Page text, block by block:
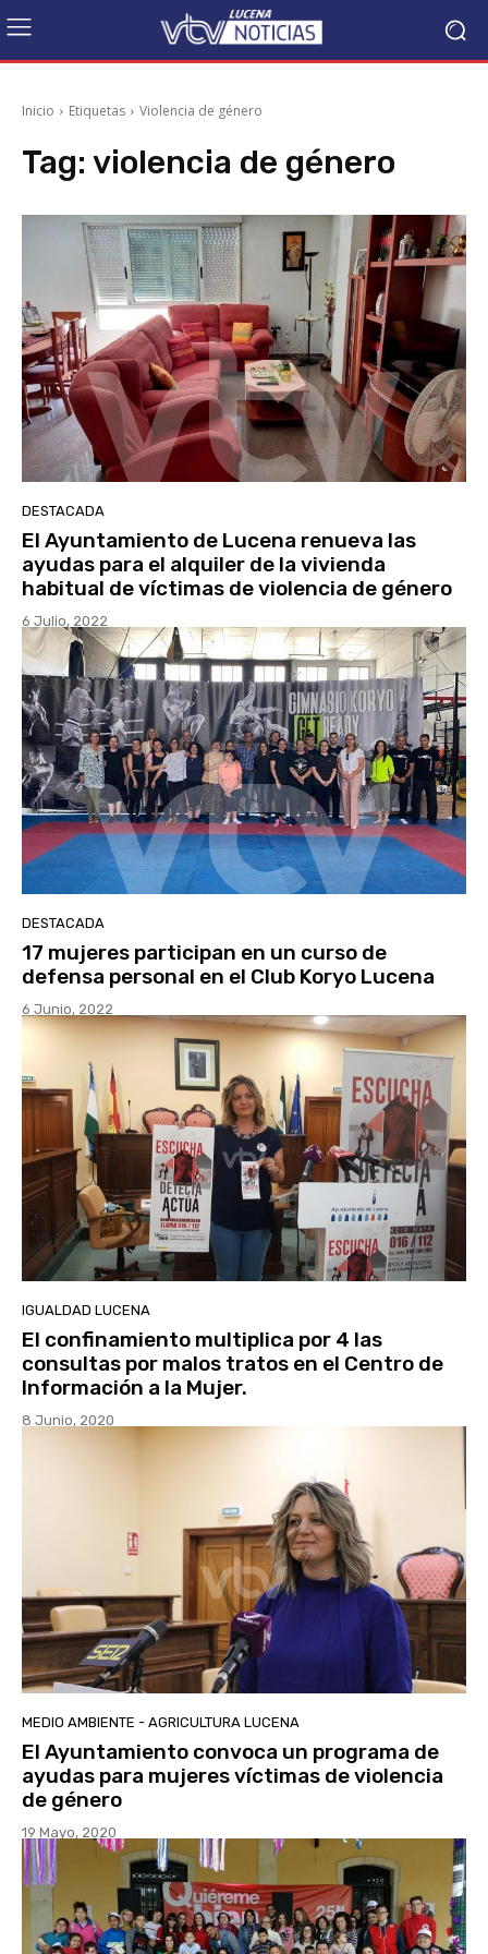
Inicio Etiquetas Violencia de género
Tag: violencia de género
DESTACADA
El Ayuntamiento de Lucena renueva las
ayudas para el alquiler de la vivienda
habitual de víctimas de violencia de género
6 Julio, 2022
DESTACADA
17 mujeres participan en un curso de
defensa personal en el Club Koryo Lucena
6 Junio, 2022
IGUALDAD LUCENA
El confinamiento multiplica por 4 las
consultas por malos tratos en el Centro de
Información a la Mujer.
8 Junio, 2020
MEDIO AMBIENTE - AGRICULTURA LUCENA
El Ayuntamiento convoca un programa de
ayudas para mujeres víctimas de violencia
de género
19 Mayo, 2020